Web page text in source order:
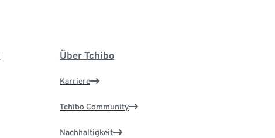
Über Tchibo
Karriere
Tchibo Community
Nachhaltigkeit